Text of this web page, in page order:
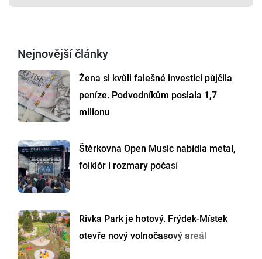
Nejnovější články
Žena si kvůli falešné investici půjčila
peníze. Podvodníkům poslala 1,7
milionu
Štěrkovna Open Music nabídla metal,
folklór i rozmary počasí
Rivka Park je hotový. Frýdek-Místek
otevře nový volnočasový areál